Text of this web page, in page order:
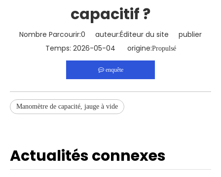
capacitif ?
Nombre Parcourir:0 auteur:Éditeur du site publier
Temps: 2026-05-04 origine:Propulsé
enquête
Manomètre de capacité, jauge à vide
Actualités connexes